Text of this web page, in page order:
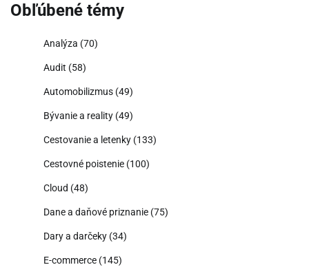
Obľúbené témy
Analýza (70)
Audit (58)
Automobilizmus (49)
Bývanie a reality (49)
Cestovanie a letenky (133)
Cestovné poistenie (100)
Cloud (48)
Dane a daňové priznanie (75)
Dary a darčeky (34)
E-commerce (145)